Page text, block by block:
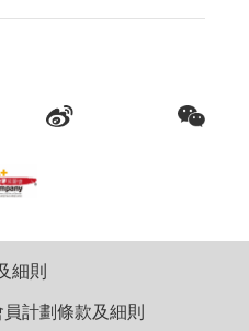
細則
計劃條款及細則